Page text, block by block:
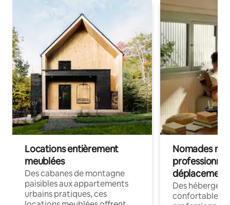
Locations entièrement
meublées
Des cabanes de montagne
paisibles aux appartements
urbains pratiques, ces
Nomades
déplacement
Des
confortables